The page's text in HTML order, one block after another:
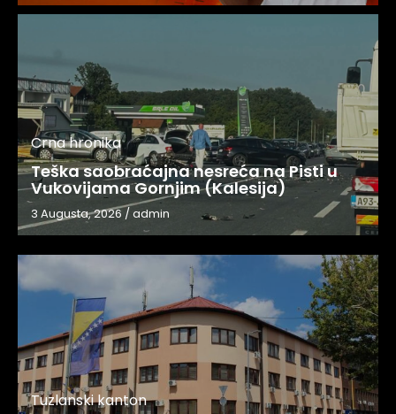
Crna hronika
Teška saobraćajna nesreća na Pisti u
Vukovijama Gornjim (Kalesija)
3 Augusta, 2026/admin
Tuzlanski kanton